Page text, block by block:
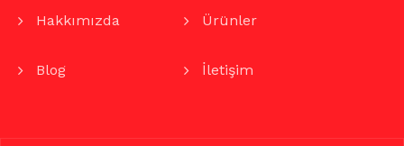
Hakkımızda Ürünler
Blog İletişim